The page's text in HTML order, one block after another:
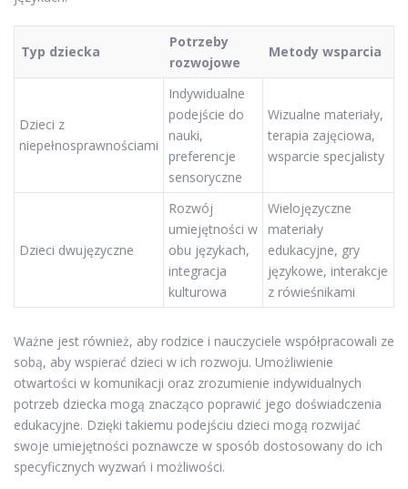
Typ dziecka
Potrzeby
rozwojowe
Metody wsparcia
Dzieci z
niepełnosprawnościami
Indywidualne
podejście do
nauki,
preferencje
sensoryczne
Wizualne materiały,
terapia zajęciowa,
wsparcie specjalisty
Dzieci dwujęzyczne
Rozwój
umiejętności w
obu językach,
integracja
kulturowa
Wielojęzyczne
materiały
edukacyjne, gry
językowe, interakcje
z rówieśnikami
Ważne jest również, aby rodzice i nauczyciele współpracowali ze
sobą, aby wspierać dzieci w ich rozwoju. Umożliwienie
otwartości w komunikacji oraz zrozumienie indywidualnych
potrzeb dziecka mogą znacząco poprawić jego doświadczenia
edukacyjne. Dzięki takiemu podejściu dzieci mogą rozwijać
swoje umiejętności poznawcze w sposób dostosowany do ich
specyficznych wyzwań i możliwości.